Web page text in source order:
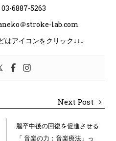
03-6887-5263
＠stroke-lab.com
アイコンをクリック↓↓↓
Next Post
脳卒中後の回復を促進させる
「 音楽の力：音楽療法」っ